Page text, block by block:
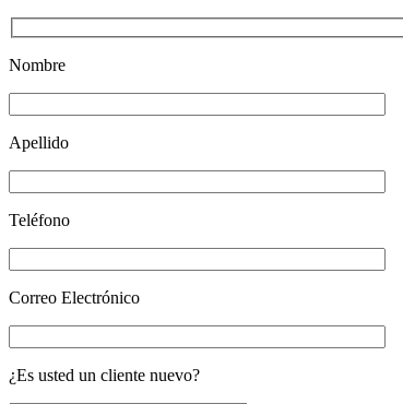
Nombre
Apellido
Teléfono
Correo Electrónico
¿Es usted un cliente nuevo?